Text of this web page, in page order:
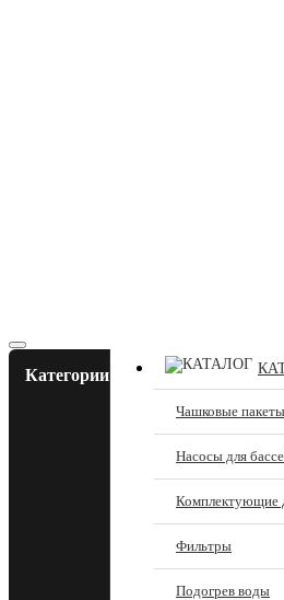
Категории
Чашковые
Насосы для
Комплектующие
Фильтры
Подогрев воды